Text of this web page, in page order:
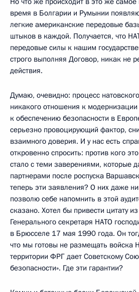
время в Болгарии и Румынии
легкие американские передовые
штыков в каждой. Получается, что
передовые силы к нашим
строго выполняя Договор, никак не
действия.
Думаю, очевидно: процесс
никакого отношения к
к обеспечению безопасности в
серьезно провоцирующий фактор,
взаимного доверия. И у нас есть
откровенно спросить: против кого
стало с теми заверениями, которые
партнерами после роспуска
теперь эти заявления? О них даже
позволю себе напомнить в этой
сказано. Хотел бы привести цитату
Генерального секретаря НАТО
в Брюсселе 17 мая 1990 года. Он
что мы готовы не размещать войска
территории ФРГ дает Советскому
безопасности». Где эти гарантии?